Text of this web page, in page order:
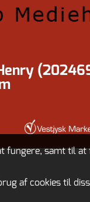
fungere, samt til at
af cookies til